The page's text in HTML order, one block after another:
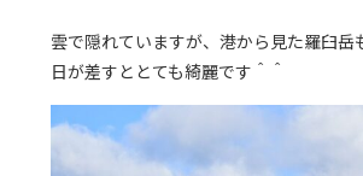
雲で隠れていますが、港から見た羅臼岳
日が差すととても綺麗です＾＾